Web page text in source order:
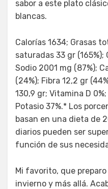
sabor a este plato
blancas.
Calorías 1634; Grasas
saturadas 33 gr (165%);
Sodio 2001 mg (87%);
(24%); Fibra 12,2 gr
130,9 gr; Vitamina D
Potasio 37%.* Los
basan en una dieta de
diarios pueden ser
función de sus
Mi favorito, que
invierno y más allá.